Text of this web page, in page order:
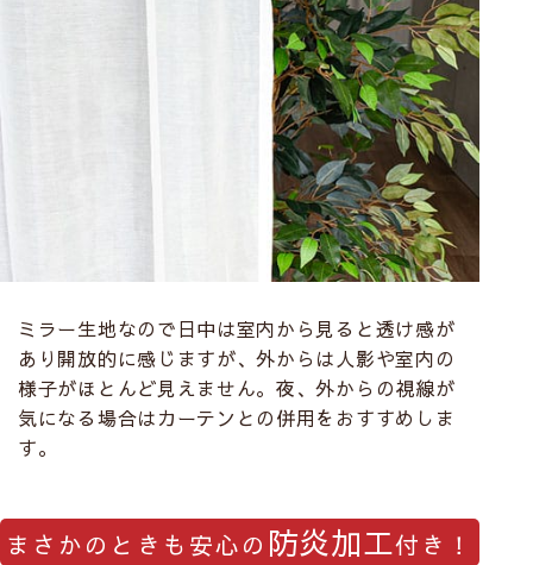
ミラー生地なので日中は室内から見ると透け感が
あり開放的に感じますが、外からは人影や室内の
様子がほとんど見えません。夜、外からの視線が
気になる場合はカーテンとの併用をおすすめしま
す。
まさかのときも安心の 防炎加工付き！